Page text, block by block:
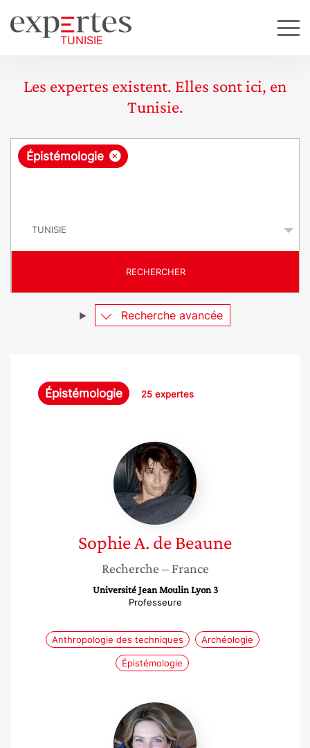
Les expertes existent. Elles sont ici, en
Tunisie.
R
ê
e
×
Épistémologie
RECHERCHER
Recherche avancée
Épistémologie 25 expertes
Sophie
A.
de
Beaune
SophieA. de Beaune
Recherche – France
Université Jean Moulin Lyon 3
Professeure
Anthropologie des techniques Archéologie
Épistémologie
Virginie
Tournay